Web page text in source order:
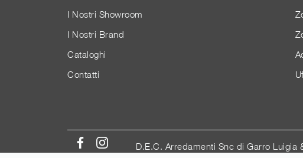
I Nostri Showroom
I Nostri Brand
Cataloghi
Contatti
D.E.C. Arredamenti Snc di Garro Luigia